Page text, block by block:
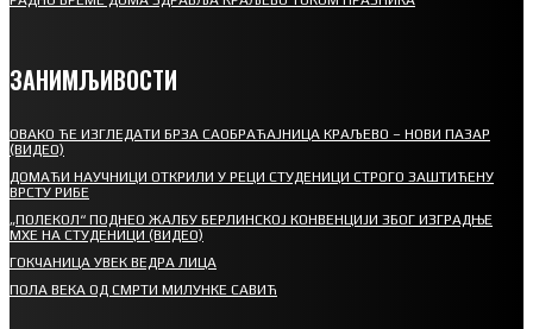
ЗАНИМЉИВОСТИ
ОВАКО ЋЕ ИЗГЛЕДАТИ БРЗА САОБРАЋАЈНИЦА КРАЉЕВО – НОВИ ПАЗАР
(ВИДЕО)
ДОМАЋИ НАУЧНИЦИ ОТКРИЛИ У РЕЦИ СТУДЕНИЦИ СТРОГО ЗАШТИЋЕНУ
ВРСТУ РИБЕ
„ПОЛЕКОЛ“ ПОДНЕО ЖАЛБУ БЕРЛИНСКОЈ КОНВЕНЦИЈИ ЗБОГ ИЗГРАДЊЕ
МХЕ НА СТУДЕНИЦИ (ВИДЕО)
ГОКЧАНИЦА УВЕК ВЕДРА ЛИЦА
ПОЛА ВЕКА ОД СМРТИ МИЛУНКЕ САВИЋ